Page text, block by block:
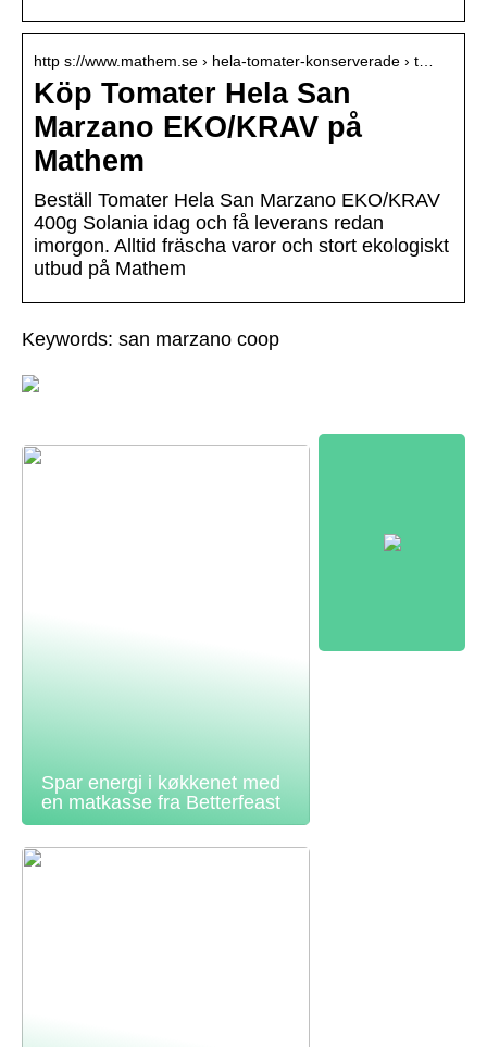
http s://www.mathem.se › hela-tomater-konserverade › t…
Köp Tomater Hela San
Marzano EKO/KRAV på
Mathem
Beställ Tomater Hela San Marzano EKO/KRAV
400g Solania idag och få leverans redan
imorgon. Alltid fräscha varor och stort ekologiskt
utbud på Mathem
Keywords: san marzano coop
Spar energi i køkkenet med
en matkasse fra Betterfeast